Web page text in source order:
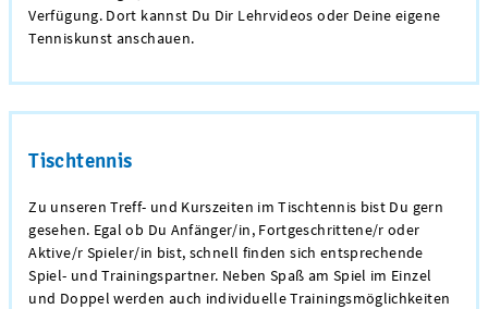
Verfügung. Dort kannst Du Dir Lehrvideos oder Deine eigene
Tenniskunst anschauen.
Tischtennis
Zu unseren Treff- und Kurszeiten im Tischtennis bist Du gern
gesehen. Egal ob Du Anfänger/in, Fortgeschrittene/r oder
Aktive/r Spieler/in bist, schnell finden sich entsprechende
Spiel- und Trainingspartner. Neben Spaß am Spiel im Einzel
und Doppel werden auch individuelle Trainingsmöglichkeiten